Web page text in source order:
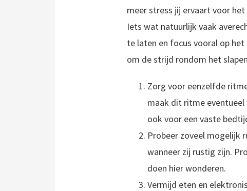
meer stress jij ervaart voor
Iets wat natuurlijk vaak
te laten en focus vooral op
om de strijd rondom het
Zorg voor eenzelfde
maak dit ritme
ook voor een vaste
Probeer zoveel mogelijk
wanneer zij rustig zijn.
doen hier wonderen.
Vermijd eten en